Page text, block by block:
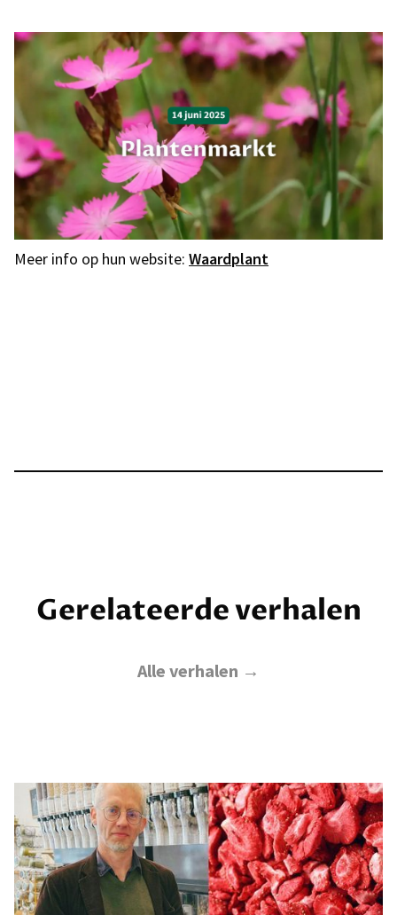
Meer info op hun website: Waardplant
Gerelateerde verhalen
Alle verhalen →